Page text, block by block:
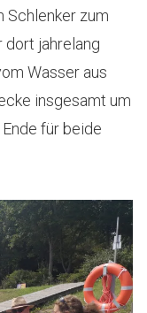
Schlenker zum
dort jahrelang
Wasser aus
insgesamt um
für beide